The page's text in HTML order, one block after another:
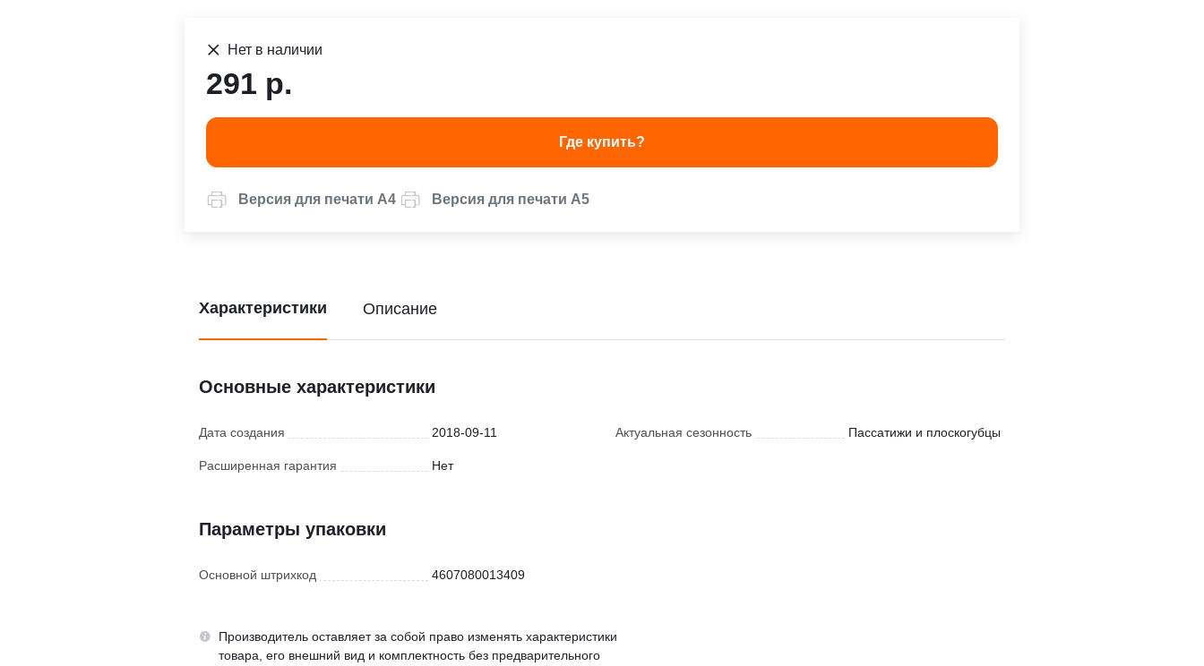
Нет в наличии
291 р.
Где купить?
Версия для печати А4 Версия для печати А5
Характеристики
Основные характеристики
Дата создания 2018-09-11
Расширенная гарантия Нет
Актуальная сезонность Пассатижи и плоскогубцы
Параметры упаковки
Основной штрихкод 4607080013409
Производитель оставляет за собой право изменять характеристики
товара, его внешний вид и комплектность без предварительного
Описание